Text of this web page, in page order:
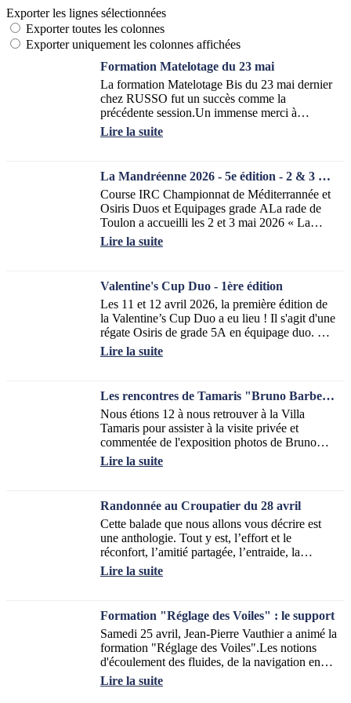
Exporter les lignes sélectionnées
Exporter toutes les colonnes
Exporter uniquement les colonnes affichées
Formation Matelotage du 23 mai
La formation Matelotage Bis du 23 mai dernier
chez RUSSO fut un succès comme la
précédente session.Un immense merci à
Benjamin pour son accueil et sa disponibilité
ainsi que...
Lire la suite
La Mandréenne 2026 - 5e édition - 2 & 3 mai
Course IRC Championnat de Méditerrannée et
Osiris Duos et Equipages grade ALa rade de
Toulon a accueilli les 2 et 3 mai 2026 « La
Mandréenne » réunissant les classes IRC et...
Lire la suite
Valentine's Cup Duo - 1ère édition
Les 11 et 12 avril 2026, la première édition de
la Valentine’s Cup Duo a eu lieu ! Il s'agit d'une
régate Osiris de grade 5A en équipage duo. Elle
a réuni 18 bateaux soit 36...
Lire la suite
Les rencontres de Tamaris "Bruno Barbey" du 6 mai
Nous étions 12 à nous retrouver à la Villa
Tamaris pour assister à la visite privée et
commentée de l'exposition photos de Bruno
Barbey.Un régal pour les yeux, de la couleur
et...
Lire la suite
Randonnée au Croupatier du 28 avril
Cette balade que nous allons vous décrire est
une anthologie. Tout y est, l’effort et le
réconfort, l’amitié partagée, l’entraide, la
sécurité autour de notre guide randonneur...
Lire la suite
Formation "Réglage des Voiles" : le support
Samedi 25 avril, Jean-Pierre Vauthier a animé la
formation "Réglage des Voiles".Les notions
d'écoulement des fluides, de la navigation en
sous-puissance ou en surpuissance...
Lire la suite